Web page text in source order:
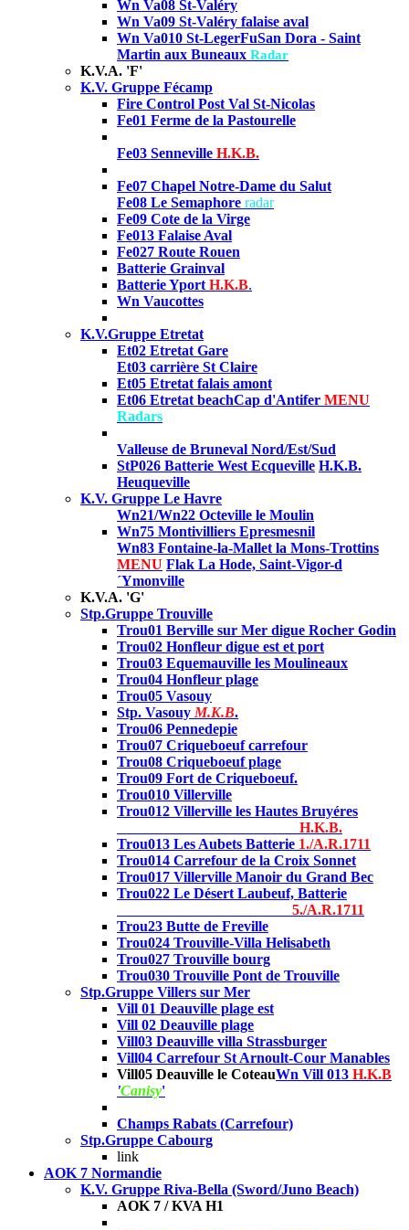
Wn Va08 St-Valéry
Wn Va09 St-Valéry falaise aval
Wn Va010 St-LegerFuSan Dora - Saint
Martin aux Buneaux Radar
K.V.A. 'F'
K.V. Gruppe Fécamp
Fire Control Post Val St-Nicolas
Fe01 Ferme de la Pastourelle
Fe03 Senneville H.K.B.
Fe07 Chapel Notre-Dame du Salut
Fe08 Le Semaphore radar
Fe09 Cote de la Virge
Fe013 Falaise Aval
Fe027 Route Rouen
Batterie Grainval
BatterieYport H.K.B.
Wn Vaucottes
K.V.Gruppe Etretat
Et02 Etretat Gare
Et03 carrière St Claire
Et05 Etretat falais amont
Et06 Etretat beachCap d'Antifer MENU
Radars
Valleuse de Bruneval Nord/Est/Sud
StP026 Batterie West Ecqueville H.K.B.
Heuqueville
K.V. Gruppe Le Havre
Wn21/Wn22 Octeville le Moulin
Wn75 Montivilliers Epresmesnil
Wn83 Fontaine-la-Mallet la Mons-Trottins
MENU Flak La Hode, Saint-Vigor-d
´Ymonville
K.V.A. 'G'
Stp.Gruppe Trouville
Trou01 Berville sur Mer digue Rocher Godin
Trou02 Honfleur digue est et port
Trou03 Equemauville les Moulineaux
Trou04 Honfleur plage
Trou05 Vasouy
Stp. Vasouy M.K.B.
Trou06 Pennedepie
Trou07 Criqueboeuf carrefour
Trou08 Criqueboeuf plage
Trou09 Fort de Criqueboeuf.
Trou010 Villerville
Trou012 Villerville les Hautes Bruyéres
H.K.B.
Trou013 Les Aubets Batterie 1./A.R.1711
Trou014 Carrefour de la Croix Sonnet
Trou017 Villerville Manoir du Grand Bec
Trou022 Le Désert Laubeuf, Batterie
5./A.R.1711
Trou23 Butte de Freville
Trou024 Trouville-Villa Helisabeth
Trou027 Trouville bourg
Trou030 Trouville Pont de Trouville
Stp.Gruppe Villers sur Mer
Vill 01 Deauville plage est
Vill 02 Deauville plage
Vill03 Deauville villa Strassburger
Vill04 Carrefour St Arnoult-Cour Manables
Vill05 Deauville le CoteauWn Vill 013 H.K.B
'Canisy'
Champs Rabats (Carrefour)
Stp.Gruppe Cabourg
link
AOK 7 Normandie
K.V. Gruppe Riva-Bella (Sword/Juno Beach)
AOK 7 / KVA H1